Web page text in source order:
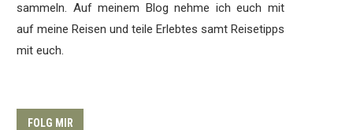
sammeln. Auf meinem Blog nehme ich euch mit
auf meine Reisen und teile Erlebtes samt Reisetipps
mit euch.
FOLG MIR